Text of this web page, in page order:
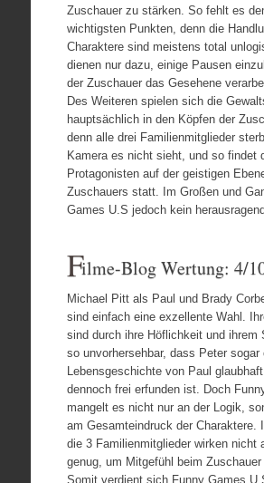
Zuschauer zu stärken. So fehlt es
wichtigsten Punkten, denn die
Charaktere sind meistens total
dienen nur dazu, einige Pausen
der Zuschauer das Gesehene
Des Weiteren spielen sich die
hauptsächlich in den Köpfen der
denn alle drei Familienmitglieder
Kamera es nicht sieht, und so findet
Protagonisten auf der geistigen
Zuschauers statt. Im Großen und
Games U.S jedoch kein
Filme-Blog Wertung: 4/
Michael Pitt als Paul und Brady
sind einfach eine exzellente Wahl.
sind durch ihre Höflichkeit und ihrem
so unvorhersehbar, dass Peter sogar
Lebensgeschichte von Paul
dennoch frei erfunden ist. Doch
mangelt es nicht nur an der Logik,
am Gesamteindruck der Charaktere.
die 3 Familienmitglieder wirken nicht
genug, um Mitgefühl beim Zuschauer
Somit verdient sich Funny Games